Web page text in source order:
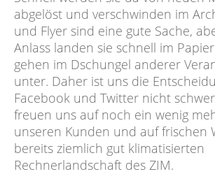
abgelöst und verschwinden im
und Flyer sind eine gute Sache,
Anlass landen sie schnell im
gehen im Dschungel anderer
unter. Daher ist uns die
Facebook und Twitter nicht
freuen uns auf noch ein wenig
unseren Kunden und auf frischen
bereits ziemlich gut klimatisierten
Rechnerlandschaft des ZIM.